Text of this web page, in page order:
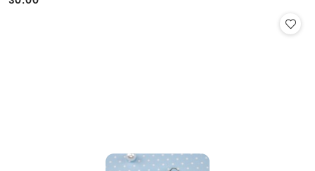
Cena: